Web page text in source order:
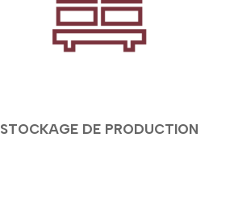
STOCKAGE DE PRODUCTION